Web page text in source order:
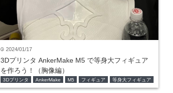
time 2024/01/17
3Dプリンタ AnkerMake M5 で等身大フィギュア
を作ろう！（胸像編）
3Dプリンタ AnkerMake M5 フィギュア 等身大フィギュア